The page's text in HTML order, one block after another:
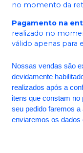
no momento da
Pagamento na
realizado no
válido apenas para
Nossas vendas são
devidamente
realizados após a
itens que constam no
seu pedido faremos
enviaremos os dados